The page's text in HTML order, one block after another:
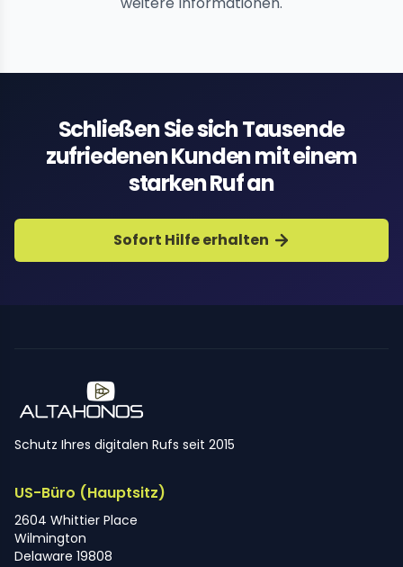
Schließen Sie sich Tausende
zufriedenen Kunden mit einem
starken Ruf an
Sofort Hilfe erhalten
Schutz Ihres digitalen Rufs seit 2015
US-Büro (Hauptsitz)
2604 Whittier Place
Wilmington
Delaware 19808